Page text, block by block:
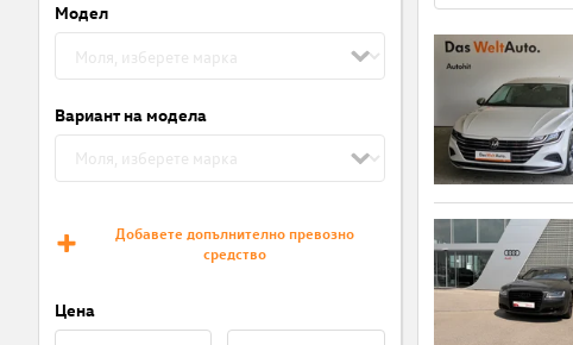
Модел
Вариант на модела
Добавете допълнително превозно
средство
Цена